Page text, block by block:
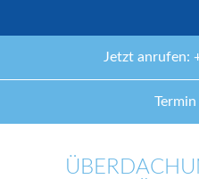
Jetzt anrufen: